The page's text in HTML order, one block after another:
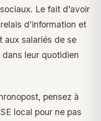
Le fait d’avoir
d’information et
aux salariés de se
leur quotidien
pensez à
local pour ne pas